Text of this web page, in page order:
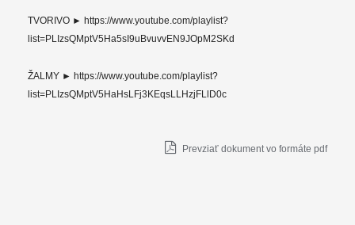
TVORIVO ► https://www.youtube.com/playlist?
list=PLIzsQMptV5Ha5sI9uBvuvvEN9JOpM2SKd
ŽALMY ► https://www.youtube.com/playlist?
list=PLIzsQMptV5HaHsLFj3KEqsLLHzjFLlD0c
Prevziať dokument vo formáte pdf